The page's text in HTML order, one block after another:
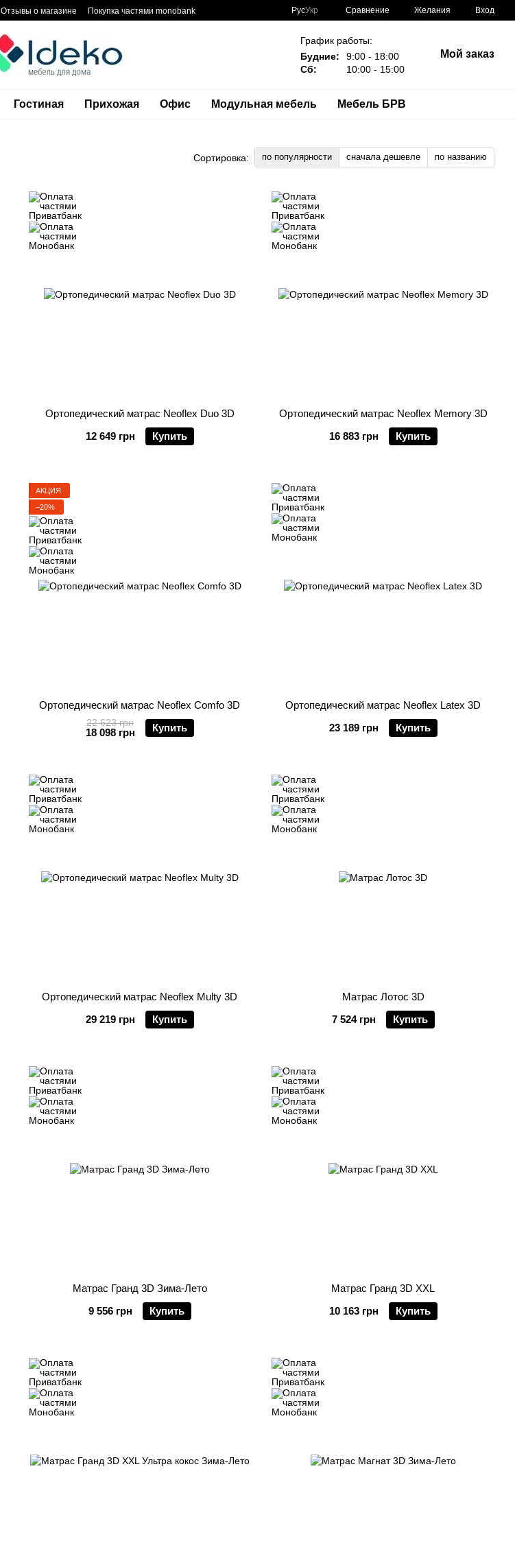
Отзывы о магазине
Покупка частями monobank
РусУкр Сравнение Желания Вход
График работы:
Будние:
9:00 - 18:00
Сб:
10:00 - 15:00
Мой заказ
Гостиная Прихожая Офис Модульная мебель Мебель БРВ
Сортировка: по популярности сначала дешевле по названию
Ортопедический матрас Neoflex Duo 3D
12 649 грн
Купить
Ортопедический матрас Neoflex Memory 3D
16 883 грн
Купить
АКЦИЯ
−20%
Ортопедический матрас Neoflex Comfo 3D
22 623 грн
18 098 грн Купить
Ортопедический матрас Neoflex Latex 3D
23 189 грн
Купить
Ортопедический матрас Neoflex Multy 3D
29 219 грн
Купить
Матрас Лотос 3D
7 524 грн
Купить
Матрас Гранд 3D Зима-Лето
9 556 грн
Купить
Матрас Гранд 3D XXL
10 163 грн
Купить